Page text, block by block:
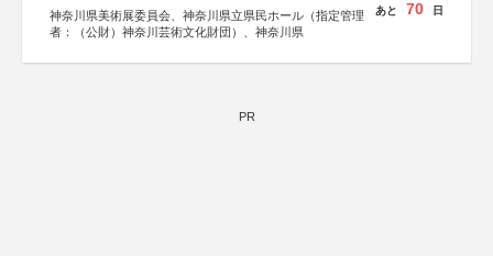
神奈川県美術展委員会、神奈川県立県民ホール（指定管理
者：（公財）神奈川芸術文化財団）、神奈川県
あと 70 日
PR